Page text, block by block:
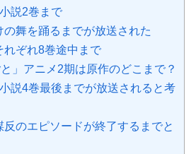
説2巻まで
の舞を踊るまでが放送された
れぞれ8巻途中まで
」アニメ2期は原作のどこまで？
説4巻最後までが放送されると考
反のエピソードが終了するまでと